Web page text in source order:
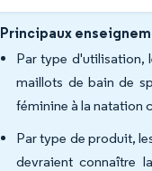
Principaux
Par type d'utilisation,
maillots de bain de
féminine à la natation
Par type de produit,
devraient connaître